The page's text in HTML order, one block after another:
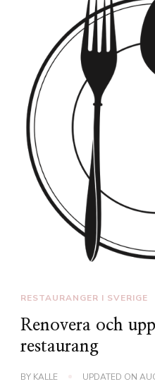
RESTAURANGER I SVERIGE
Renovera och
restaurang
BY KALLE UPDATED ON